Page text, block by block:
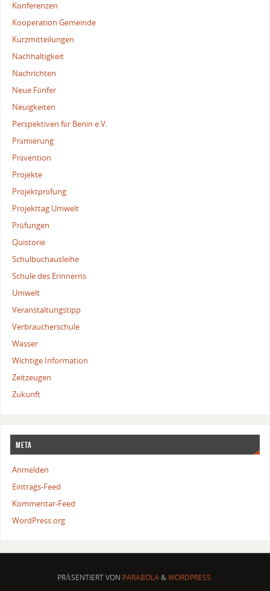
Konferenzen
Kooperation Gemeinde
Kurzmitteilungen
Nachhaltigkeit
Nachrichten
Neue Fünfer
Neuigkeiten
Perspektiven für Benin e.V.
Prämierung
Prävention
Projekte
Projektprüfung
Projekttag Umwelt
Prüfungen
Quistorie
Schulbuchausleihe
Schule des Erinnerns
Umwelt
Veranstaltungstipp
Verbraucherschule
Wasser
Wichtige Information
Zeitzeugen
Zukunft
Meta
Anmelden
Eintrags-Feed
Kommentar-Feed
WordPress.org
PRÄSENTIERT VON PARABOLA&WORDPRESS.